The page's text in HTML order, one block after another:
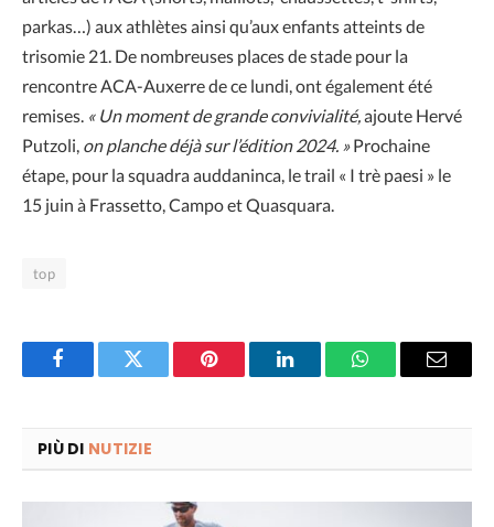
parkas…) aux athlètes ainsi qu’aux enfants atteints de
trisomie 21. De nombreuses places de stade pour la
rencontre ACA-Auxerre de ce lundi, ont également été
remises. « Un moment de grande convivialité,ajoute Hervé
Putzoli, on planche déjà sur l’édition 2024. »Prochaine
étape, pour la squadra auddaninca, le trail « I trè paesi » le
15 juin à Frassetto, Campo et Quasquara.
top
FacebookTwitter Pinterest LinkedInWhatsAppEmail
PIÙ DI NUTIZIE